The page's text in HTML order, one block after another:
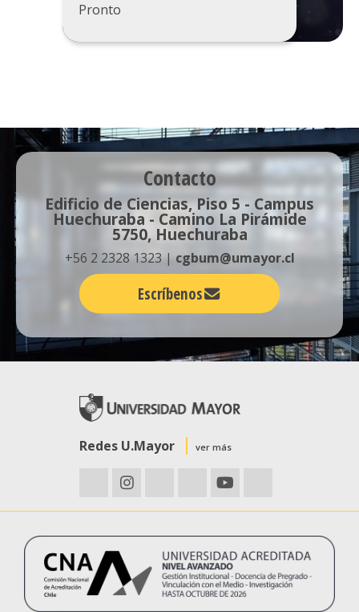
Pronto
Contacto
Edificio de Ciencias, Piso 5 - Campus
Huechuraba - Camino La Pirámide
5750, Huechuraba
+56 2 2328 1323 |cgbum@umayor.cl
Escríbenos
Redes U.Mayor ver más